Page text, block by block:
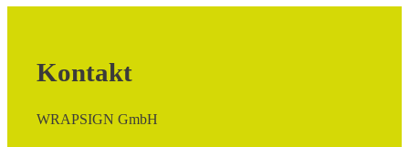
Kontakt
WRAPSIGN GmbH